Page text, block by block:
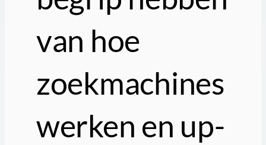
van hoe
zoekmachines
werken en up-